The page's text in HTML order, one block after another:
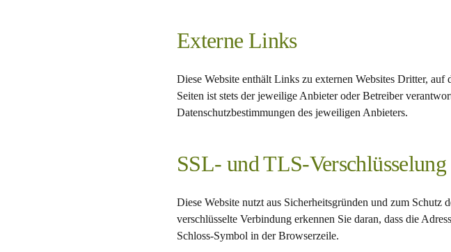
Externe Links
Diese Website enthält Links zu externen Websites Dritter,
Seiten ist stets der jeweilige Anbieter oder Betreiber
Datenschutzbestimmungen des jeweiligen Anbieters.
SSL- und TLS-Verschlüsselung
Diese Website nutzt aus Sicherheitsgründen und zum
verschlüsselte Verbindung erkennen Sie daran, dass die
Schloss-Symbol in der Browserzeile.